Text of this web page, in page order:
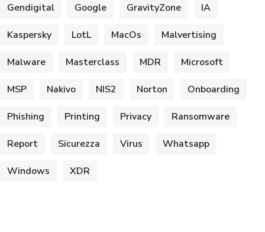
Gendigital Google GravityZone IA
Kaspersky LotL MacOs Malvertising
Malware Masterclass MDR Microsoft
MSP Nakivo NIS2 Norton Onboarding
Phishing Printing Privacy Ransomware
Report Sicurezza Virus Whatsapp
Windows XDR